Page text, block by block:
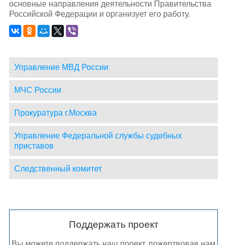
основные направления деятельности Правительства
Российской Федерации и организует его работу.
Управление МВД России
МЧС России
Прокуратура г.Москва
Управление Федеральной службы судебных
приставов
Следственный комитет
Поддержать проект